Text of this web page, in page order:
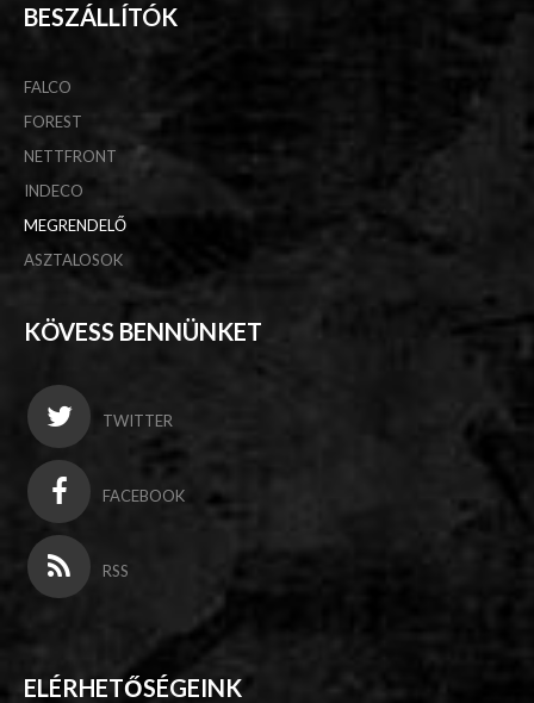
BESZÁLLÍTÓK
FALCO
FOREST
NETTFRONT
INDECO
MEGRENDELŐ
ASZTALOSOK
KÖVESS BENNÜNKET
TWITTER
FACEBOOK
RSS
ELÉRHETŐSÉGEINK